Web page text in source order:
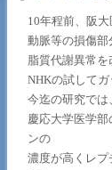
10年程前、阪
動脈等の損傷部
脂質代謝異常を
NHKの試して
今迄の研究では
慶応大学医学
ンの
濃度が高くレ